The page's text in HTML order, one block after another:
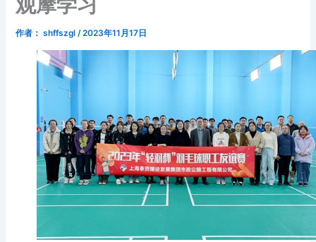
作者： shffszgl/2023年11月17日